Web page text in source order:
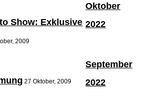
Show: Exklusive
2009
27 Oktober, 2009
Oktober
2022
September
2022